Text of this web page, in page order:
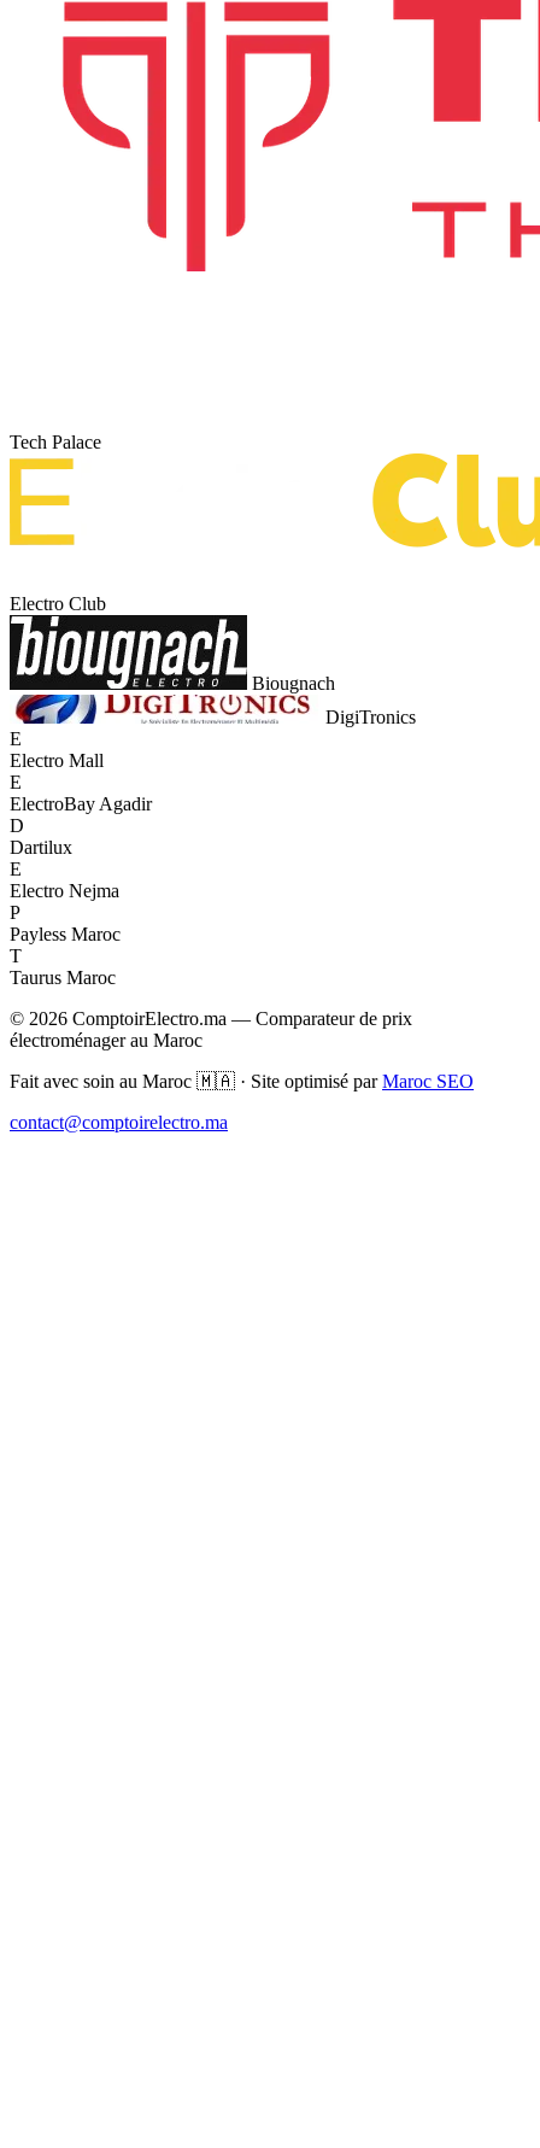
Tech Palace
Electro Club
Biougnach
DigiTronics
E
Electro Mall
E
ElectroBay Agadir
D
Dartilux
E
Electro Nejma
P
Payless Maroc
T
Taurus Maroc
© 2026 ComptoirElectro.ma — Comparateur de prix
électroménager au Maroc
Fait avec soin au Maroc 🇲🇦 · Site optimisé parMaroc SEO
contact@comptoirelectro.ma